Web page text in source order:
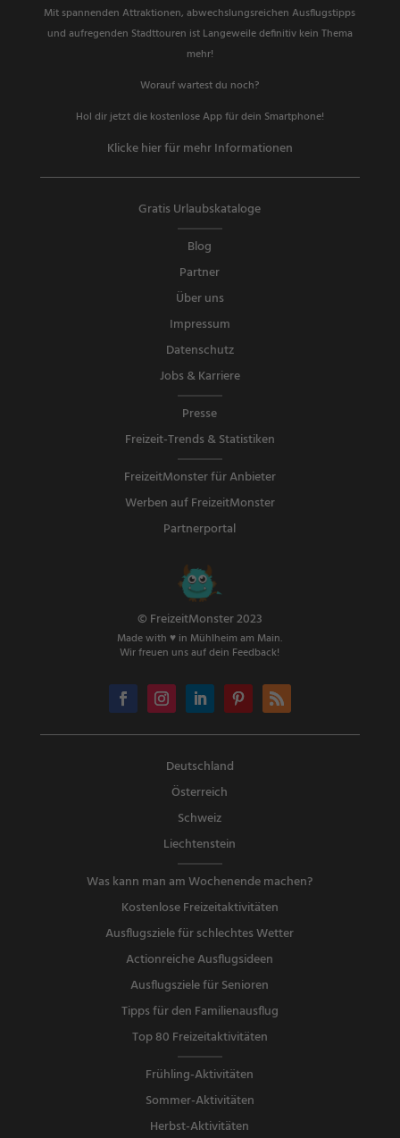
Mit spannenden Attraktionen, abwechslungsreichen Ausflugstipps
und aufregenden Stadttouren ist Langeweile definitiv kein Thema
mehr!
Worauf wartest du noch?
Hol dir jetzt die kostenlose App für dein Smartphone!
Klicke hier für mehr Informationen
Gratis Urlaubskataloge
Blog
Partner
Über uns
Impressum
Datenschutz
Jobs & Karriere
Presse
Freizeit-Trends & Statistiken
FreizeitMonster für Anbieter
Werben auf FreizeitMonster
Partnerportal
© FreizeitMonster 2023
Made with ♥ in Mühlheim am Main.
Wir freuen uns auf dein Feedback!
Deutschland
Österreich
Schweiz
Liechtenstein
Was kann man am Wochenende machen?
Kostenlose Freizeitaktivitäten
Ausflugsziele für schlechtes Wetter
Actionreiche Ausflugsideen
Ausflugsziele für Senioren
Tipps für den Familienausflug
Top 80 Freizeitaktivitäten
Frühling-Aktivitäten
Sommer-Aktivitäten
Herbst-Aktivitäten